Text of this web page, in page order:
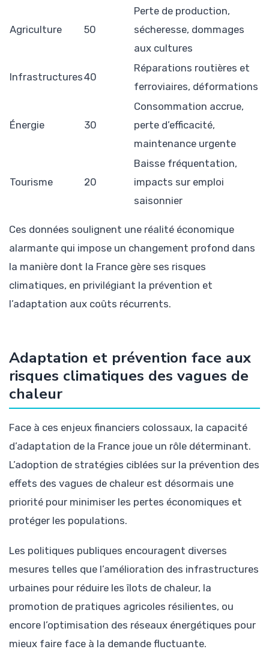
Agriculture 50
Perte de production,
sécheresse, dommages
aux cultures
Infrastructures40
Réparations routières et
ferroviaires, déformations
Énergie 30
Consommation accrue,
perte d’efficacité,
maintenance urgente
Tourisme 20
Baisse fréquentation,
impacts sur emploi
saisonnier
Ces données soulignent une réalité économique
alarmante qui impose un changement profond dans
la manière dont la France gère ses risques
climatiques, en privilégiant la prévention et
l’adaptation aux coûts récurrents.
Adaptation et prévention face aux
risques climatiques des vagues de
chaleur
Face à ces enjeux financiers colossaux, la capacité
d’adaptation de la France joue un rôle déterminant.
L’adoption de stratégies ciblées sur la prévention des
effets des vagues de chaleur est désormais une
priorité pour minimiser les pertes économiques et
protéger les populations.
Les politiques publiques encouragent diverses
mesures telles que l’amélioration des infrastructures
urbaines pour réduire les îlots de chaleur, la
promotion de pratiques agricoles résilientes, ou
encore l’optimisation des réseaux énergétiques pour
mieux faire face à la demande fluctuante.